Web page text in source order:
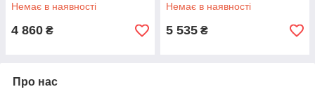
Немає в наявності
4 860 ₴
Немає в наявності
5 535 ₴
Про нас